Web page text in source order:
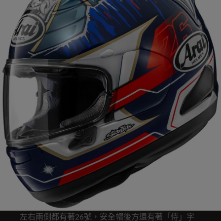
左右兩側都有著26號，安全帽後方還有著「侍」字